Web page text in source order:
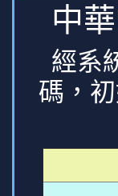
中
經系
碼，